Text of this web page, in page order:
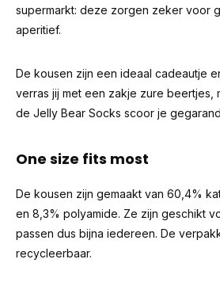
supermarkt: deze zorgen zeker voor
aperitief.
De kousen zijn een ideaal cadeautje
verras jij met een zakje zure beertjes,
de Jelly Bear Socks scoor je
One size fits most
De kousen zijn gemaakt van 60,4%
en 8,3% polyamide. Ze zijn geschikt
passen dus bijna iedereen. De
recycleerbaar.